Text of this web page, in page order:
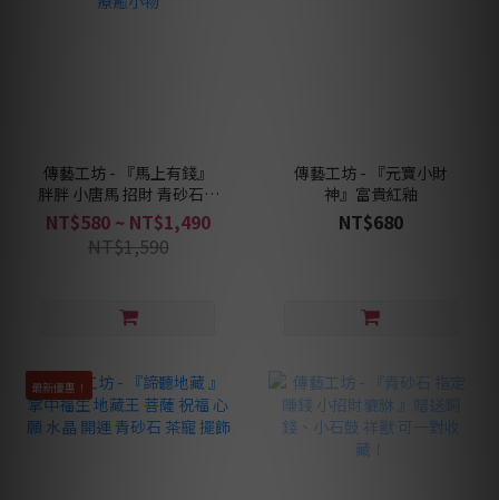
傳藝工坊 - 『馬上有錢』
胖胖 小唐馬 招財 青砂石塑
招財 療癒小物
NT$580 ~ NT$1,490
NT$1,590
傳藝工坊 - 『元寶小財
神』富貴紅釉
NT$680
最新優惠！